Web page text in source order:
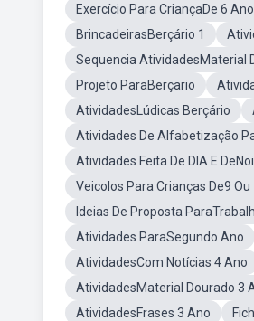
Exercício Para CriançaDe 6
BrincadeirasBerçário 1
Sequencia AtividadesMaterial
Projeto ParaBerçario
AtividadesLúdicas Berçário
Atividades De Alfabetização
Atividades Feita De DIA E
Veicolos Para Crianças De9 Ou
Ideias De Proposta
Atividades ParaSegundo Ano
AtividadesCom Notícias 4 Ano
AtividadesMaterial Dourado 3
AtividadesFrases 3 Ano